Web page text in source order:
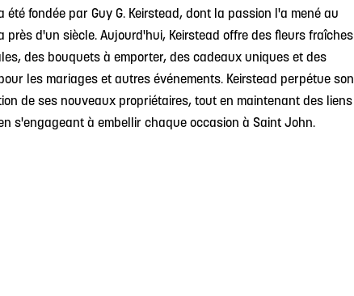
fondée par Guy G. Keirstead, dont la passion l'a mené au
près d'un siècle. Aujourd'hui, Keirstead offre des fleurs fraîches
des bouquets à emporter, des cadeaux uniques et des
les mariages et autres événements. Keirstead perpétue son
de ses nouveaux propriétaires, tout en maintenant des liens
s'engageant à embellir chaque occasion à Saint John.